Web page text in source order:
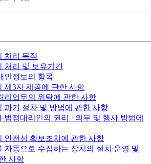
처리 목적
처리 및 보유기간
인정보의 항목
제3자 제공에 관한 사항
리업무의 위탁에 관한 사항
파기 절차 및 방법에 관한 사항
법정대리인의 권리 · 의무 및 행사 방법에
안전성 확보조치에 관한 사항
자동으로 수집하는 장치의 설치∙운영 및
사항